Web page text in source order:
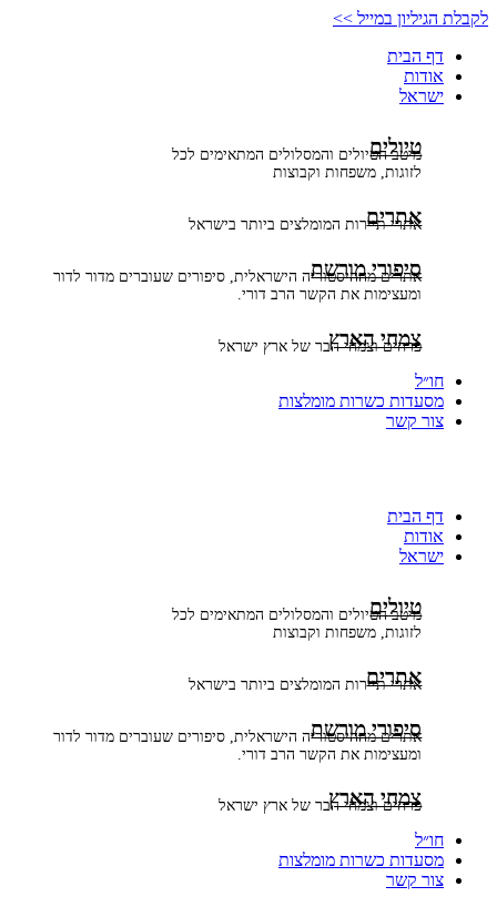
דלג
לקבלת הגיליון במייל >>
דף הבית
אודות
ישראל
טיולים
מיטב הטיולים והמסלולים המתאימים לכל
לזוגות, משפחות וקבוצות
אתרים
אתרי תיירות המומלצים ביותר בישראל
סיפורי מורשת
אתרים מההיסטוריה הישראלית, סיפורים שעוברים מדור לדור
ומעצימות את הקשר הרב דורי.
צמחי הארץ
פרחים וצמחי הבר של ארץ ישראל
חו״ל
מסעדות כשרות מומלצות
צור קשר
דף הבית
אודות
ישראל
טיולים
מיטב הטיולים והמסלולים המתאימים לכל
לזוגות, משפחות וקבוצות
אתרים
אתרי תיירות המומלצים ביותר בישראל
סיפורי מורשת
אתרים מההיסטוריה הישראלית, סיפורים שעוברים מדור לדור
ומעצימות את הקשר הרב דורי.
צמחי הארץ
פרחים וצמחי הבר של ארץ ישראל
חו״ל
מסעדות כשרות מומלצות
צור קשר